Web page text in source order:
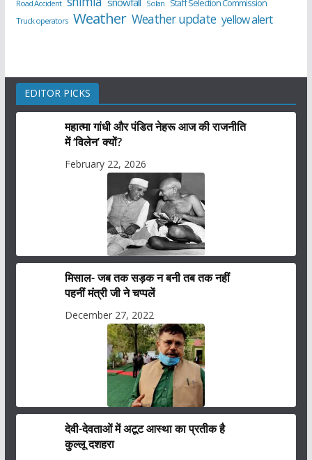
Road Accident Solan Staff Selection Commission
Truck operators Weather Weather update yellow alert
EDITOR PICKS
महात्मा गांधी और पंडित नेहरू आज की राजनीति
में ‘विलेन’ क्यों?
February 22, 2026
मिसाल- जब तक सड़क न बनी तब तक नहीं
पहनीं मंत्री जी ने चप्पलें
December 27, 2022
देवी-देवताओं में अटूट आस्था का प्रतीक है
कुल्लू दशहरा